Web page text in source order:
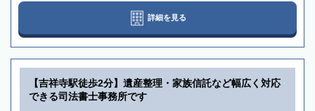
詳細を見る
【吉祥寺駅徒歩2分】遺産整理・家族信託など幅広く対応
できる司法書士事務所です